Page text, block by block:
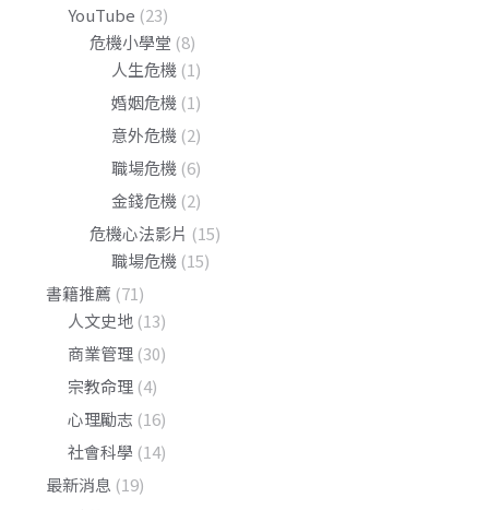
YouTube (23)
危機小學堂 (8)
人生危機 (1)
婚姻危機 (1)
意外危機 (2)
職場危機 (6)
金錢危機 (2)
危機心法影片 (15)
職場危機 (15)
書籍推薦 (71)
人文史地 (13)
商業管理 (30)
宗教命理 (4)
心理勵志 (16)
社會科學 (14)
最新消息 (19)